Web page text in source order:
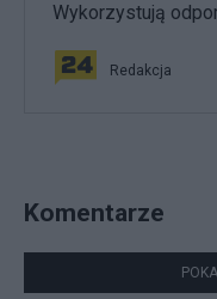
Wykorzystują
Redakcja
Komentarze